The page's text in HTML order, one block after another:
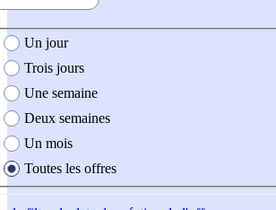
création de l'offre
Un jour
Trois jours
Une semaine
Deux semaines
Un mois
Toutes les offres